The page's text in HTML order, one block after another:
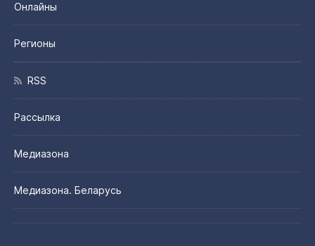
Онлайны
Регионы
RSS
Рассылка
Медиазона
Медиазона. Беларусь